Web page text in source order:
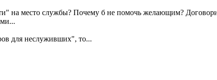
на место службы? Почему б не помочь желающим?
для неслуживших", то...